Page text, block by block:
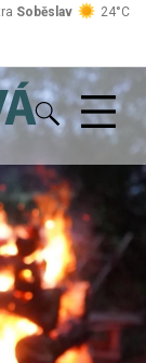
Soběslav 24°C